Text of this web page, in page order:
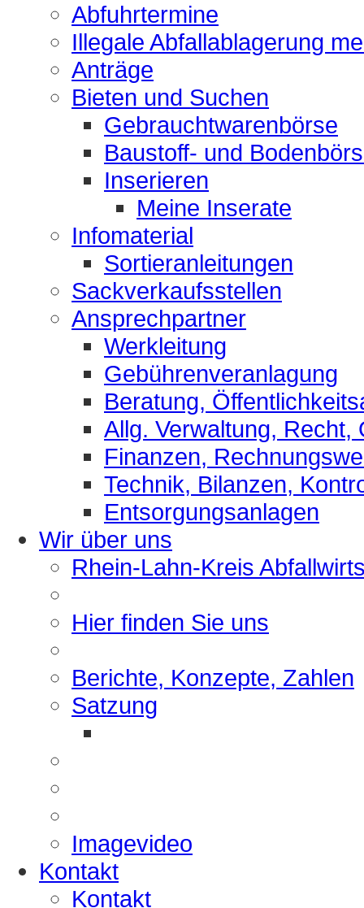
Abfuhrtermine
Illegale Abfallablagerung
Anträge
Bieten und Suchen
Gebrauchtwarenbörse
Baustoff- und
Inserieren
Meine Inserate
Infomaterial
Sortieranleitungen
Sackverkaufsstellen
Ansprechpartner
Werkleitung
Gebührenveranlagung
Beratung,
Allg. Verwaltung, Recht,
Finanzen,
Technik, Bilanzen,
Entsorgungsanlagen
Wir über uns
Rhein-Lahn-Kreis
Hier finden Sie uns
Berichte, Konzepte, Zahlen
Satzung
Imagevideo
Kontakt
Kontakt